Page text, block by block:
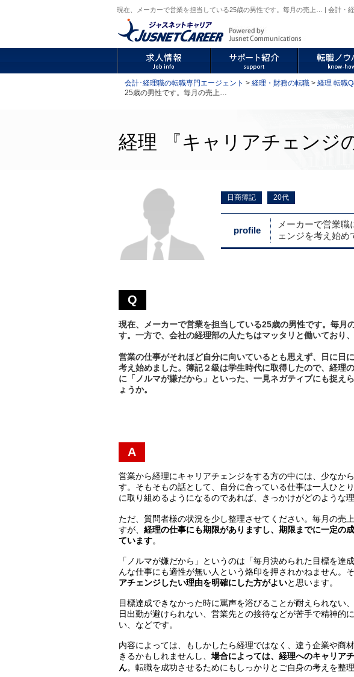
現在、メーカーで営業を担当している25歳の男性です。毎月の売上… | 会計・
会計･経理職の転職専門エージェント > 経理・財務の転職 > 経理 転職
25歳の男性です。毎月の売上…
経理 『キャリアチェンジ
日商簿記 20代
profile
メーカーで営業
ェンジを考え始め
Q
現在、メーカーで営業を担当している25歳の男性です。毎月
す。一方で、会社の経理部の人たちはマッタリと働いており
営業の仕事がそれほど自分に向いているとも思えず、日に日
考え始めました。簿記２級は学生時代に取得したので、経理
に「ノルマが嫌だから」といった、一見ネガティブにも捉え
ょうか。
A
営業から経理にキャリアチェンジをする方の中には、少なか
す。そもそもの話として、自分に合っている仕事は一人ひと
に取り組めるようになるのであれば、きっかけがどのような
ただ、質問者様の状況を少し整理させてください。毎月の売
すが、 経理の仕事にも期限がありますし、期限までに一定の
ています。
「ノルマが嫌だから」というのは「毎月決められた目標を達
んな仕事にも適性が無い人という烙印を押されかねません。
アチェンジしたい理由を明確にした方がよいと思います。
目標達成できなかった時に罵声を浴びることが耐えられない
日出勤が避けられない、営業先との接待などが苦手で精神的
い、などです。
内容によっては、もしかしたら経理ではなく、違う企業や商
きるかもしれませんし、 場合によっては、経理へのキャリア
ん。転職を成功させるためにもしっかりとご自身の考えを整